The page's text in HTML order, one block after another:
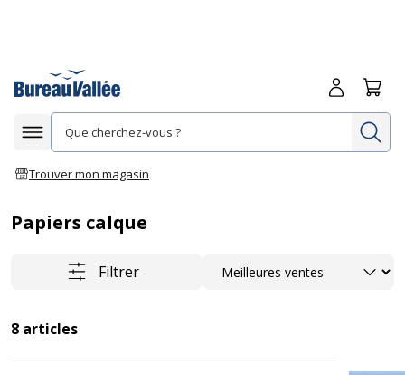
Afficher la navigation
Trouver mon magasin
Me
Papiers calque
Filtrer Trier
8 articles